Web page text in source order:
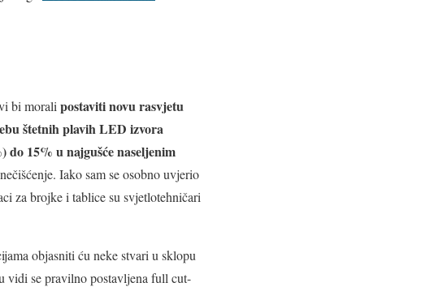
bi morali postaviti novu rasvjetu
štetnih plavih LED izvora
15% u najgušće naseljenim
Iako sam se osobno uvjerio
za brojke i tablice su svjetlotehničari
objasniti ću neke stvari u sklopu
vidi se pravilno postavljena full cut-